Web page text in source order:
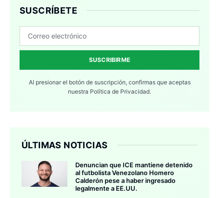
SUSCRÍBETE
SUSCRIBIRME
Al presionar el botón de suscripción, confirmas que aceptas
nuestra Política de Privacidad.
ÚLTIMAS NOTICIAS
Denuncian que ICE mantiene detenido
al futbolista Venezolano Homero
Calderón pese a haber ingresado
legalmente a EE.UU.